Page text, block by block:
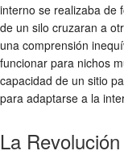
interno se realizaba de
de un silo cruzaran a
una comprensión
funcionar para nichos
capacidad de un sitio
para adaptarse a la
La